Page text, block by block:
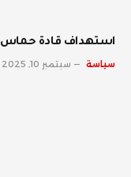
استهداف قادة حماس
سياسة سبتمبر 10, 2025